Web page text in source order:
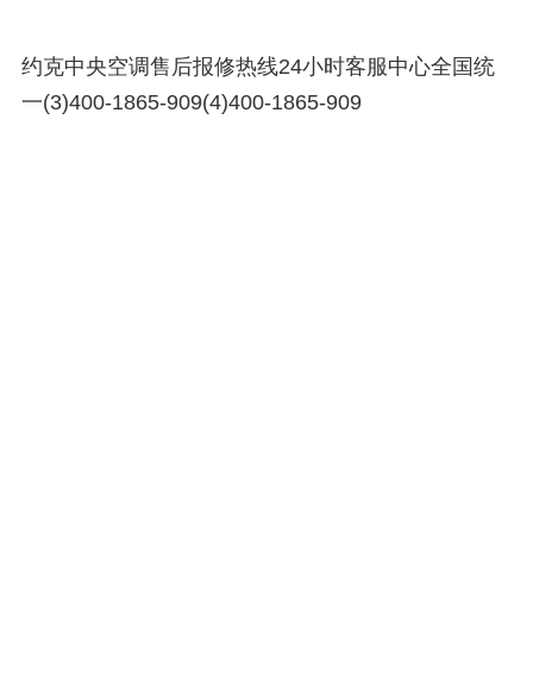
约克中央空调售后报修热线24小时客服中心全国统
一(3)400-1865-909(4)400-1865-909